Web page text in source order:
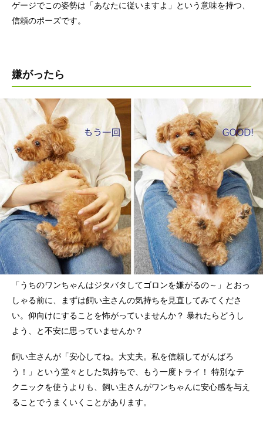
ゲージでこの姿勢は「あなたに従いますよ」という意味を持つ、
信頼のポーズです。
嫌がったら
「うちのワンちゃんはジタバタしてゴロンを嫌がるの～」とおっ
しゃる前に、まずは飼い主さんの気持ちを見直してみてくださ
い。仰向けにすることを怖がっていませんか？ 暴れたらどうし
よう、と不安に思っていませんか？
飼い主さんが「安心してね。大丈夫。私を信頼してがんばろ
う！」という堂々とした気持ちで、もう一度トライ！ 特別なテ
クニックを使うよりも、飼い主さんがワンちゃんに安心感を与え
ることでうまくいくことがあります。